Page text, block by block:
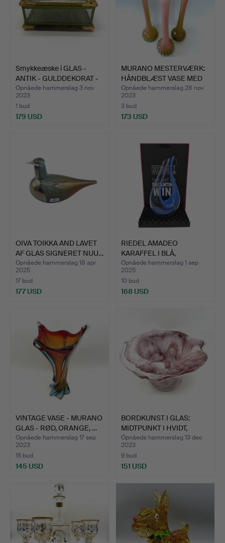
Smykkeæske i GLAS -
ANTIK - GULDDEKORAT -
…
Opnåede hammerslag 3 nov
2023
1 bud
179 USD
MURANO MESTERVÆRK:
HÅNDBLÆST VASE MED
RUFF…
Opnåede hammerslag 28 nov
2023
3 bud
173 USD
OIVA TOIKKA AND LAVET
AF GLAS SIGNERET NUU…
Opnåede hammerslag 18 apr
2025
17 bud
177 USD
RIEDEL AMADEO
KARAFFEL I BLÅ,
ORIGINAL ÆSK…
Opnåede hammerslag 1 sep
2025
10 bud
168 USD
VINTAGE VASE - MURANO
GLAS - RØD, ORANGE, …
Opnåede hammerslag 17 sep
2023
15 bud
145 USD
BORDKUNST I GLAS:
MIDTPUNKT I HVIDT,
LYSER…
Opnåede hammerslag 13 dec
2023
9 bud
151 USD